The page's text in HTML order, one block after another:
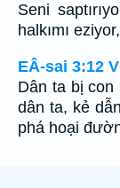
Seni
halkımı
EÂ-sai 3:12
Dân ta bị
dân ta, kẻ
phá hoại